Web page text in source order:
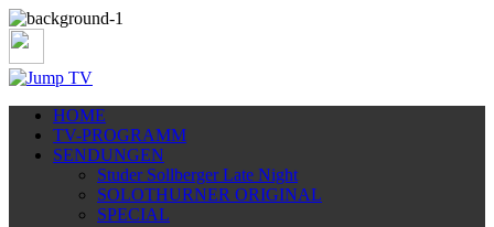
HOME
TV-PROGRAMM
SENDUNGEN
Studer Sollberger Late Night
SOLOTHURNER ORIGINAL
SPECIAL